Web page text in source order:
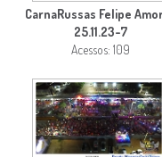
CarnaRussas Felipe
25.11.23-7
Acessos: 109